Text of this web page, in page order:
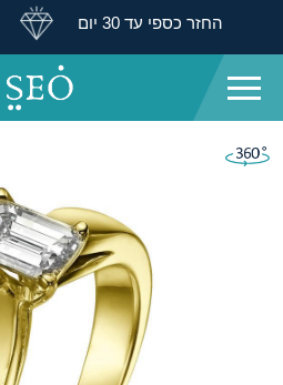
החזר כספי עד 30 יום